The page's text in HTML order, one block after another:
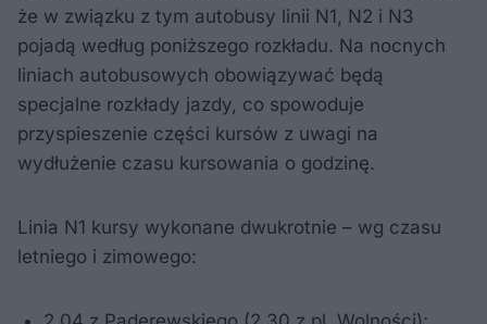
że w związku z tym autobusy linii N1, N2 i N3
pojadą według poniższego rozkładu. Na nocnych
liniach autobusowych obowiązywać będą
specjalne rozkłady jazdy, co spowoduje
przyspieszenie części kursów z uwagi na
wydłużenie czasu kursowania o godzinę.
Linia N1 kursy wykonane dwukrotnie – wg czasu
letniego i zimowego: